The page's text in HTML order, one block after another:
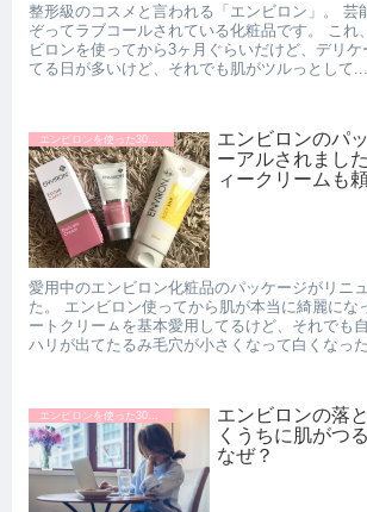
整形級のコスメと言われる「エンビロン」。 芸
ぞってラブコールされている化粧品です。 これ
ビロンを使ってから3ヶ月ぐらいだけど、デリ
てる日が多いけど、それでも肌がツルっとして...
エンビロンのパ
ーアルされまし
ィークリームも
愛用中のエンビロン化粧品のパッケージがリニ
た。 エンビロン使ってから肌が本当に綺麗にな
ートクリーㇺを基本愛用してるけど、それでも
ハリが出てたるみ毛穴が小さくなって白くなった
エンビロンの落
くうちに肌がつ
なぜ？